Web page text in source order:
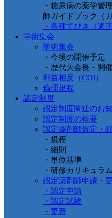
・糖尿病の薬学管
師ガイドブック（
・各種てびき（適
学術集会
学術集会
・今後の開催予定
・歴代大会長・開
利益相反（COI）
倫理規程
認定制度
認定制度関連のお
認定制度の概要
認定薬剤師規定・
・規程
・細則
・単位基準
・研修カリキュラム
認定薬剤師申請・
・認定申請
・認定試験
・更新